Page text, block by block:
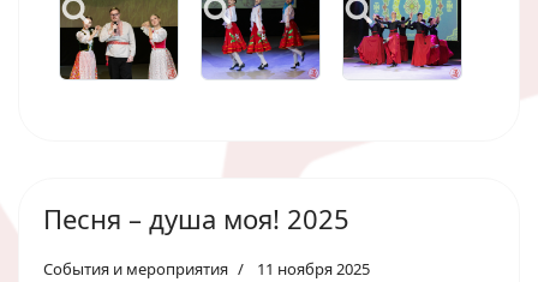
Песня – душа моя! 2025
События и мероприятия 11 ноября 2025